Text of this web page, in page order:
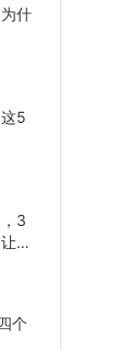
什
5
3
他
个